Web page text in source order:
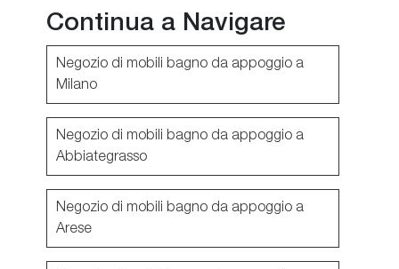
Continua a Navigare
Negozio di mobili bagno da appoggio a
Milano
Negozio di mobili bagno da appoggio a
Abbiategrasso
Negozio di mobili bagno da appoggio a
Arese